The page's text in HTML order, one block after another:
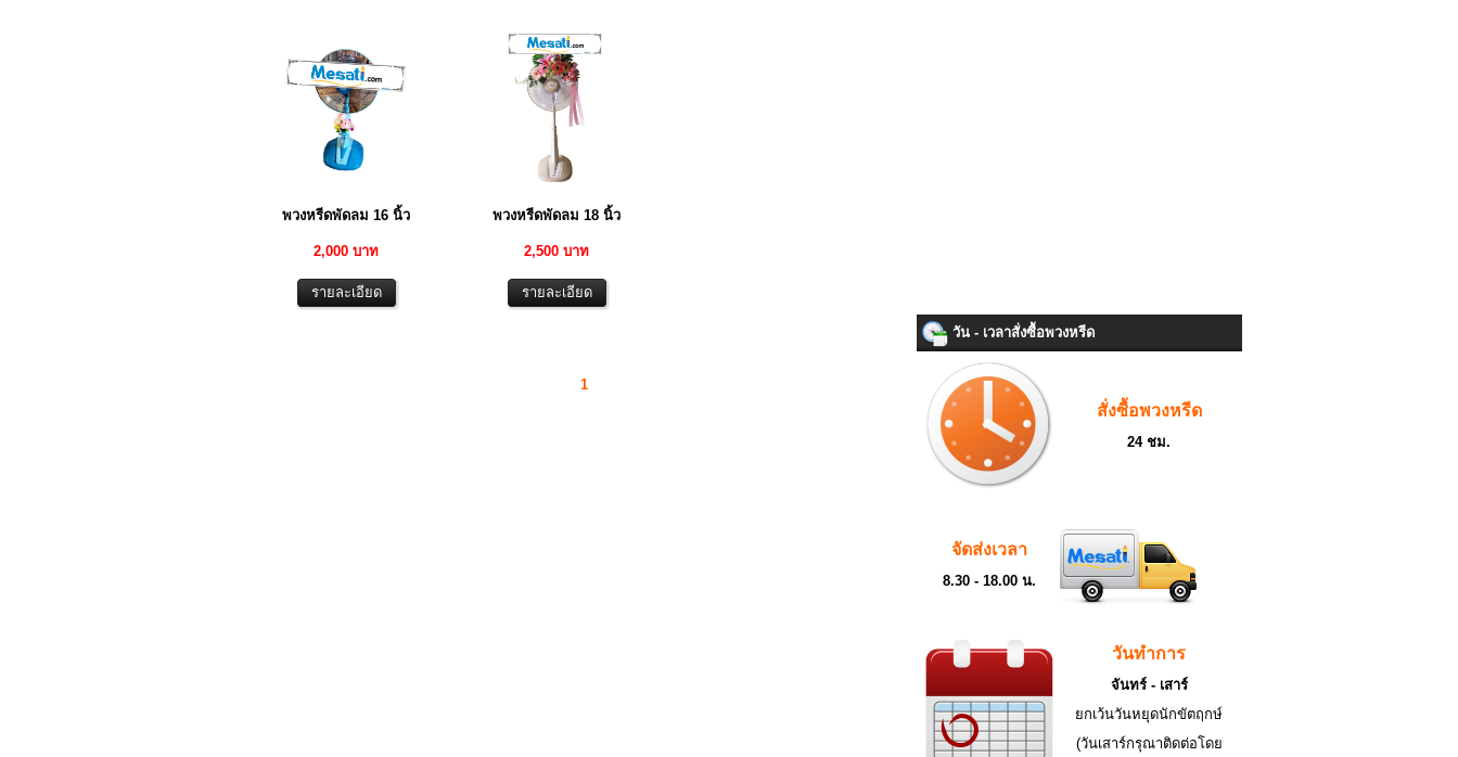
พวงหรีดพัดลม 16 นิ้ว
2,000 บาท
พวงหรีดพัดลม 18 นิ้ว
2,500 บาท
1
วัน - เวลาสั่งซื้อพวงหรีด
สั่งซื้อพวงหรีด
24 ชม.
จัดส่งเวลา
8.30 - 18.00 น.
วันทำการ
จันทร์ - เสาร์
ยกเว้นวันหยุดนักขัตฤกษ์
(วันเสาร์กรุณาติดต่อโดย